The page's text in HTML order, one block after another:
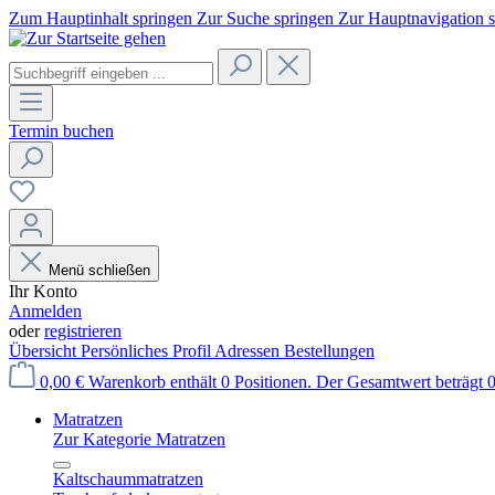
Zum Hauptinhalt springen Zur Suche springen Zur Hauptnavigation
Termin buchen
Menü schließen
Ihr Konto
Anmelden
oderregistrieren
Übersicht Persönliches Profil Adressen Bestellungen
0,00 € Warenkorb enthält 0 Positionen. Der Gesamtwert beträgt
Matratzen
Zur Kategorie Matratzen
Kaltschaummatratzen